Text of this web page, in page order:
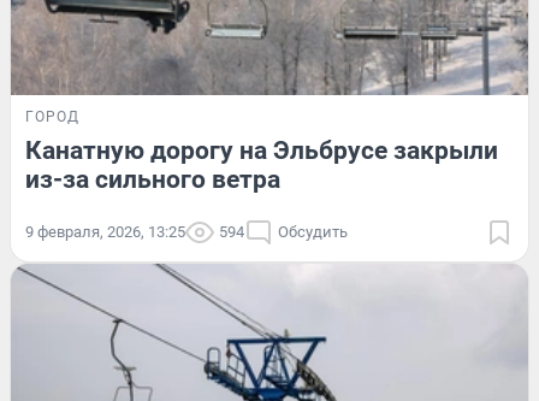
ГОРОД
Канатную дорогу на Эльбрусе закрыли
из-за сильного ветра
9 февраля, 2026, 13:25 594 Обсудить